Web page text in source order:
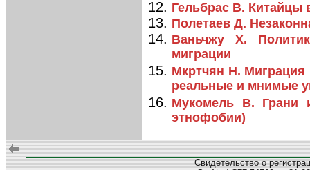
Гельбрас В. Китайцы
Полетаев Д.
Ваньчжу Х.
миграции
Мкртчян Н.
реальные и мнимые
Мукомель В. Грани
этнофобии)
Свидетельство о